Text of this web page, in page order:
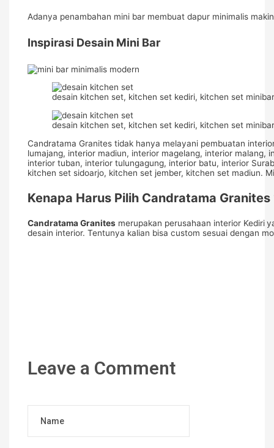
Adanya penambahan mini bar membuat dapur minimalis
Inspirasi Desain Mini Bar
desain kitchen set, kitchen set kediri, kitchen set
desain kitchen set, kitchen set kediri, kitchen set
Candratama Granites tidak hanya melayani pembuatan
lumajang, interior madiun, interior magelang, interior
interior tuban, interior tulungagung, interior batu, interior
kitchen set sidoarjo, kitchen set jember, kitchen set madiun.
Kenapa Harus Pilih Candratama Granites
Candratama Granitesmerupakan perusahaan interior Kediri
desain interior. Tentunya kalian bisa custom sesuai dengan
Leave a Comment